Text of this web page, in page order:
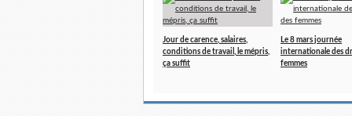
Jour de carence, salaires,
conditions de travail, le mépris,
ça suffit
Le 8 mars journée
internationale des
femmes